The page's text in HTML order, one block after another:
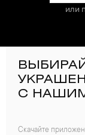
или
С
Скачайте